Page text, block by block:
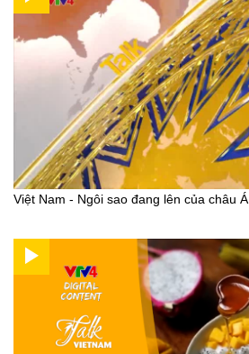
Việt Nam - Ngôi sao đang lên của châu Á